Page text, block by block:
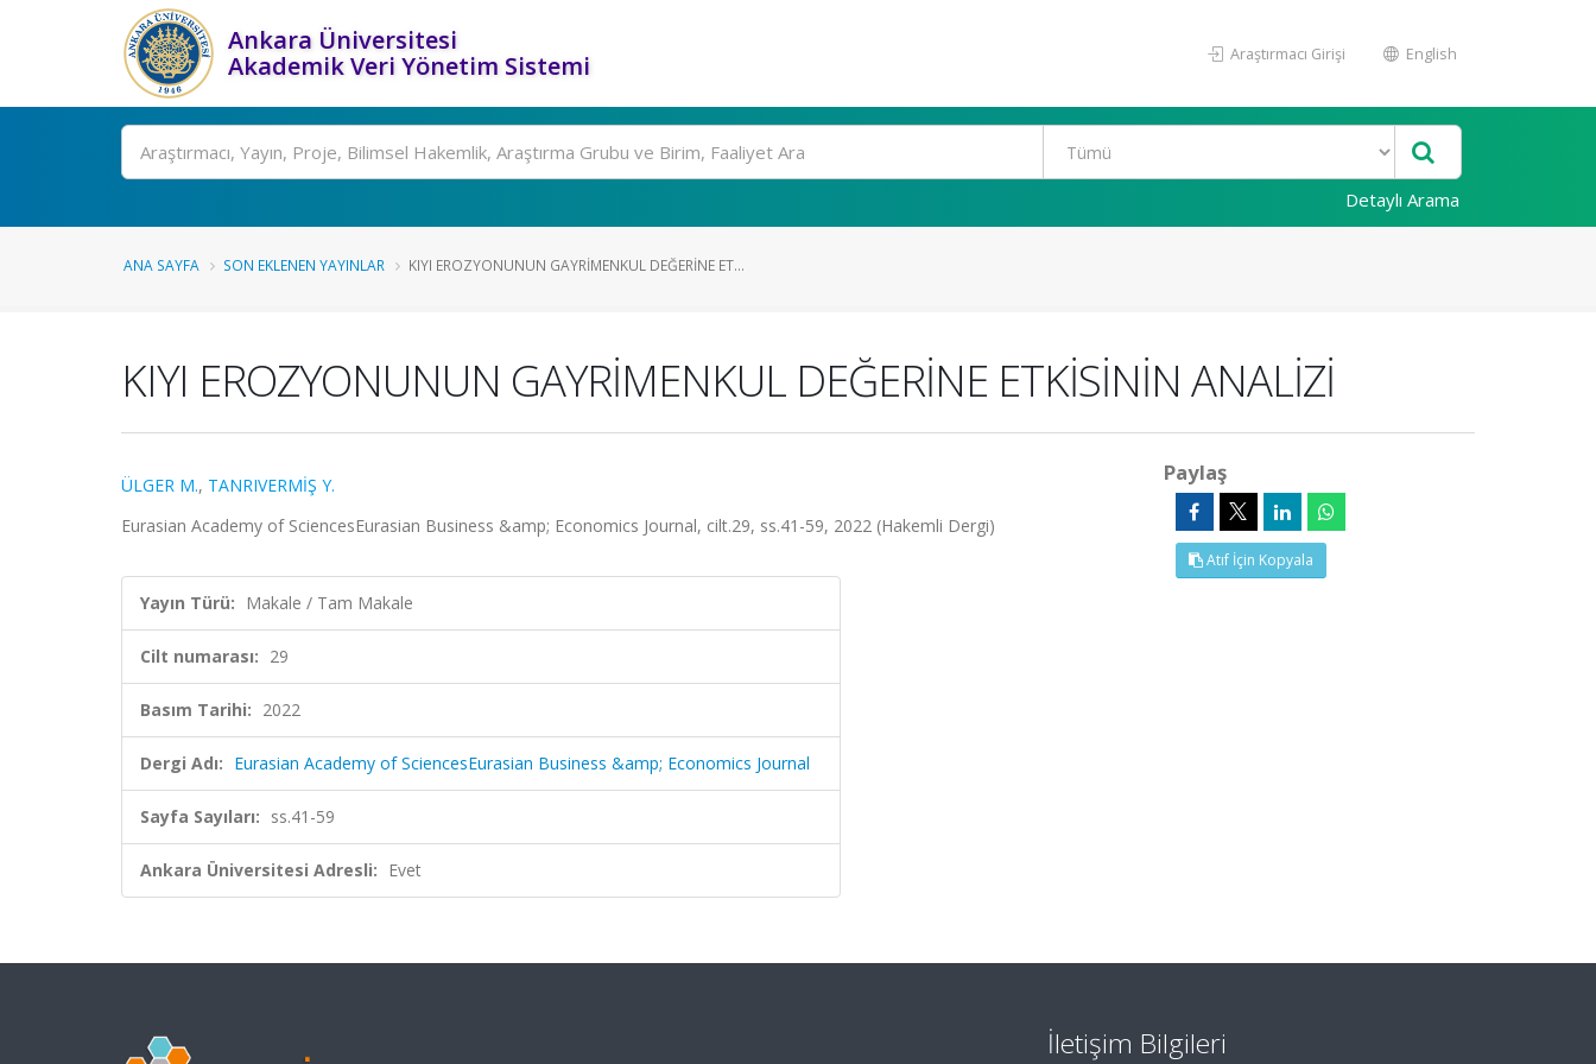
Ankara Üniversitesi
Akademik Veri Yönetim Sistemi
Araştırmacı Girişi English
Ara
Detaylı Arama
ANA SAYFA SON EKLENEN YAYINLAR KIYI EROZYONUNUN GAYRİMENKUL DEĞERİNE ET...
KIYI EROZYONUNUN GAYRİMENKUL DEĞERİNE ETKİSİNİN ANALİZİ
ÜLGER M., TANRIVERMİŞ Y.
Eurasian Academy of SciencesEurasian Business &amp; Economics Journal, cilt.29, ss.41-59, 2022 (Hakemli Dergi)
Yayın Türü: Makale / Tam Makale
Cilt numarası: 29
Basım Tarihi: 2022
Dergi Adı: Eurasian Academy of SciencesEurasian Business &amp; Economics Journal
Sayfa Sayıları: ss.41-59
Ankara Üniversitesi Adresli: Evet
Paylaş
Atıf İçin Kopyala
İletişim Bilgileri